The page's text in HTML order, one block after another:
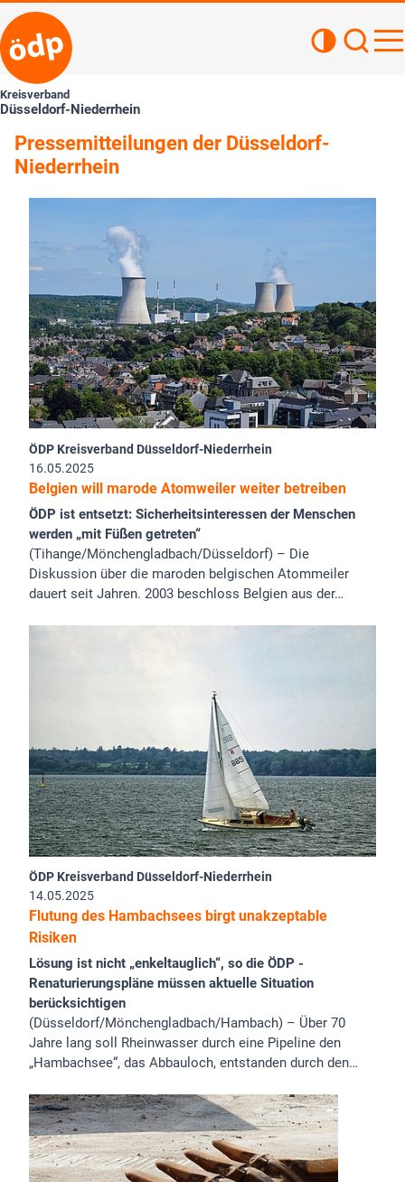
Kreisverband
Düsseldorf-Niederrhein
Pressemitteilungen der Düsseldorf-
Niederrhein
ÖDP Kreisverband Düsseldorf-Niederrhein
16.05.2025
Belgien will marode Atomweiler weiter betreiben
ÖDP ist entsetzt: Sicherheitsinteressen der Menschen
werden „mit Füßen getreten“
(Tihange/Mönchengladbach/Düsseldorf) – Die
Diskussion über die maroden belgischen Atommeiler
dauert seit Jahren. 2003 beschloss Belgien aus der…
ÖDP Kreisverband Düsseldorf-Niederrhein
14.05.2025
Flutung des Hambachsees birgt unakzeptable
Risiken
Lösung ist nicht „enkeltauglich“, so die ÖDP -
Renaturierungspläne müssen aktuelle Situation
berücksichtigen
(Düsseldorf/Mönchengladbach/Hambach) – Über 70
Jahre lang soll Rheinwasser durch eine Pipeline den
„Hambachsee“, das Abbauloch, entstanden durch den…